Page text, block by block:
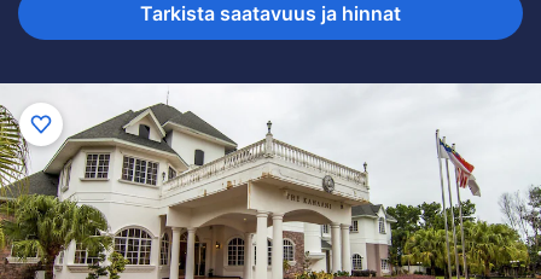
Tarkista saatavuus ja hinnat